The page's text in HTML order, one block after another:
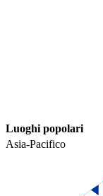
Luoghi popolari​​
Asia-Pacifico​​